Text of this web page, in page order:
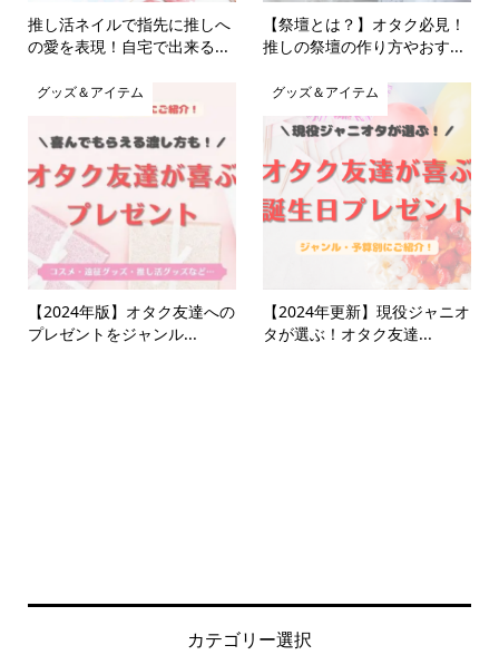
推し活ネイルで指先に推しへ
の愛を表現！自宅で出来る...
【祭壇とは？】オタク必見！
推しの祭壇の作り方やおす...
グッズ＆アイテム
【2024年版】オタク友達への
プレゼントをジャンル...
グッズ＆アイテム
【2024年更新】現役ジャニオ
タが選ぶ！オタク友達...
カテゴリー選択